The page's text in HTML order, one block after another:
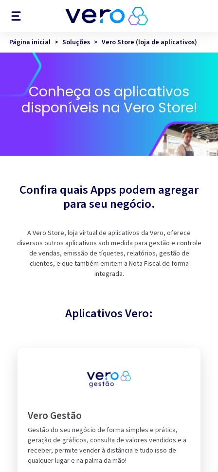
Menu
Página inicial > Soluções > Vero Store (loja de aplicativos)
Conheça os aplicativos
disponíveis na Vero Store!
Confira quais Apps podem agregar
para seu negócio.
A Vero Store, loja virtual de aplicativos da Vero, oferece
diversos outros aplicativos sob medida para gestão e controle
de vendas, emissão de tíquetes, relatórios, gestão de
clientes, e que também emitem a Nota Fiscal de forma
integrada.
Aplicativos Vero:
Vero Gestão
Gestão do seu negócio de forma simples e prática,
geração de gráficos, consulta de valores vendidos e a
receber, permite vender à distância e tudo isso de
qualquer lugar e na palma da mão!